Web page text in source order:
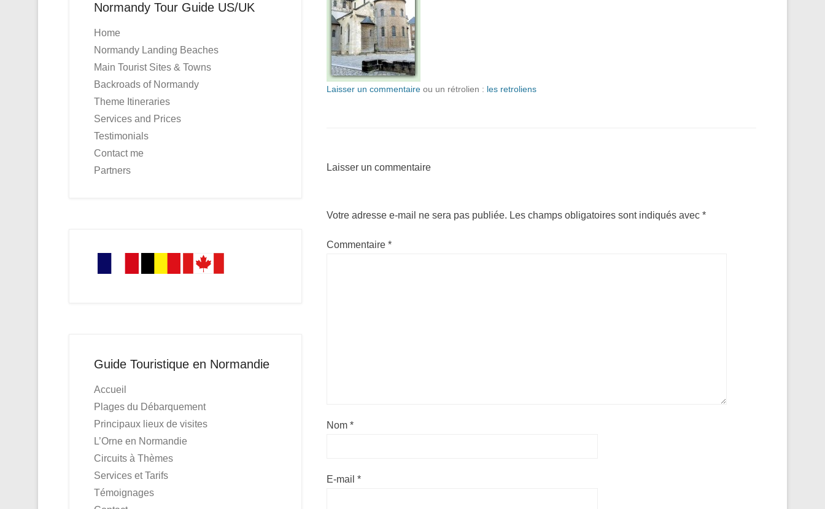
Laisser un commentaire ou un rétrolien : les retroliens
Laisser un commentaire
Votre adresse e-mail ne sera pas publiée. Les champs obligatoires sont indiqués avec *
Commentaire *
Nom *
E-mail *
Normandy Tour Guide US/UK
Home
Normandy Landing Beaches
Main Tourist Sites & Towns
Backroads of Normandy
Theme Itineraries
Services and Prices
Testimonials
Contact me
Partners
Guide Touristique en Normandie
Accueil
Plages du Débarquement
Principaux lieux de visites
L’Orne en Normandie
Circuits à Thèmes
Services et Tarifs
Témoignages